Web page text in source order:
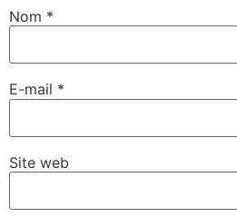
Nom *
E-mail *
Site web